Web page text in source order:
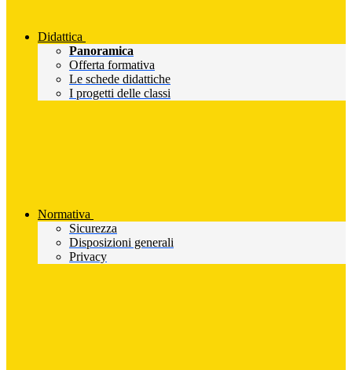
Didattica
Panoramica
Offerta formativa
Le schede didattiche
I progetti delle classi
Normativa
Sicurezza
Disposizioni generali
Privacy